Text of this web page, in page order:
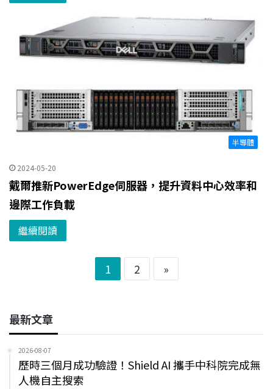
半導體
2024-05-20
戴爾推新PowerEdge伺服器，提升資料中心效率和
邊際工作負載
繼續閱讀
1 2 »
最新文章
2026-08-07
歷時三個月成功驗證！Shield AI 攜手中科院完成無
人機自主搜索